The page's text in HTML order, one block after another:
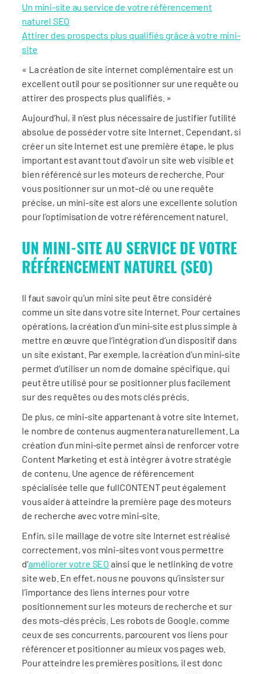
Un mini-site au service de votre référencement
naturel SEO
Attirer des prospects plus qualifiés grâce à votre mini-
site
« La création de site internet complémentaire est un
excellent outil pour se positionner sur une requête ou
attirer des prospects plus qualifiés. »
Aujourd’hui, il n’est plus nécessaire de justifier l’utilité
absolue de posséder votre site Internet. Cependant, si
créer un site Internet est une première étape, le plus
important est avant tout d’avoir un site web visible et
bien référencé sur les moteurs de recherche. Pour
vous positionner sur un mot-clé ou une requête
précise, un mini-site est alors une excellente solution
pour l’optimisation de votre référencement naturel.
UN MINI-SITE AU SERVICE DE VOTRE
RÉFÉRENCEMENT NATUREL (SEO)
Il faut savoir qu’un mini site peut être considéré
comme un site dans votre site Internet. Pour certaines
opérations, la création d’un mini-site est plus simple à
mettre en œuvre que l’intégration d’un dispositif dans
un site existant. Par exemple, la création d’un mini-site
permet d’utiliser un nom de domaine spécifique, qui
peut être utilisé pour se positionner plus facilement
sur des requêtes ou des mots clés précis.
De plus, ce mini-site appartenant à votre site Internet,
le nombre de contenus augmentera naturellement. La
création d’un mini-site permet ainsi de renforcer votre
Content Marketing et est à intégrer à votre stratégie
de contenu. Une agence de référencement
spécialisée telle que fullCONTENT peut également
vous aider à atteindre la première page des moteurs
de recherche avec votre mini-site.
Enfin, si le maillage de votre site Internet est réalisé
correctement, vos mini-sites vont vous permettre
d’améliorer votre SEO ainsi que le netlinking de votre
site web. En effet, nous ne pouvons qu’insister sur
l’importance des liens internes pour votre
positionnement sur les moteurs de recherche et sur
des mots-clés précis. Les robots de Google, comme
ceux de ses concurrents, parcourent vos liens pour
référencer et positionner au mieux vos pages web.
Pour atteindre les premières positions, il est donc